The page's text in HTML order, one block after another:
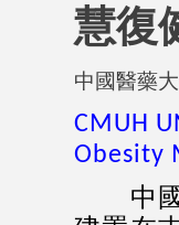
慧復
中國醫藥
CMUH
Obesity
中國